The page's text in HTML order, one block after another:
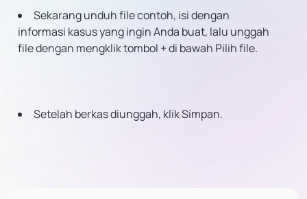
Sekarang unduh file contoh, isi dengan
informasi kasus yang ingin Anda buat, lalu unggah
file dengan mengklik tombol + di bawah Pilih file.
Setelah berkas diunggah, klik Simpan.